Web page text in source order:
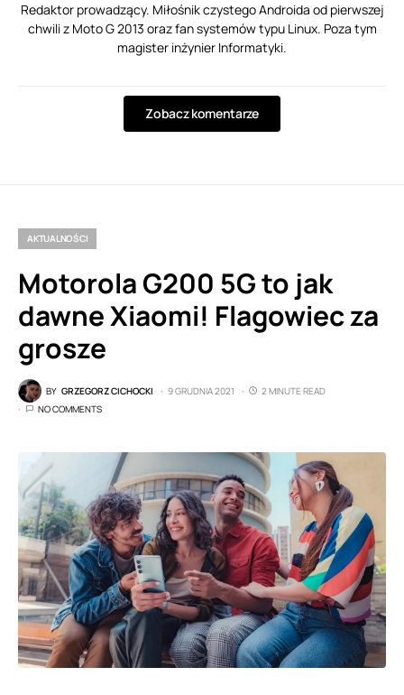
Redaktor prowadzący. Miłośnik czystego Androida od pierwszej
chwili z Moto G 2013 oraz fan systemów typu Linux. Poza tym
magister inżynier Informatyki.
Zobacz komentarze
AKTUALNOŚCI
Motorola G200 5G to jak
dawne Xiaomi! Flagowiec za
grosze
BY GRZEGORZ CICHOCKI 9 GRUDNIA 2021
2 MINUTE READ
NO COMMENTS